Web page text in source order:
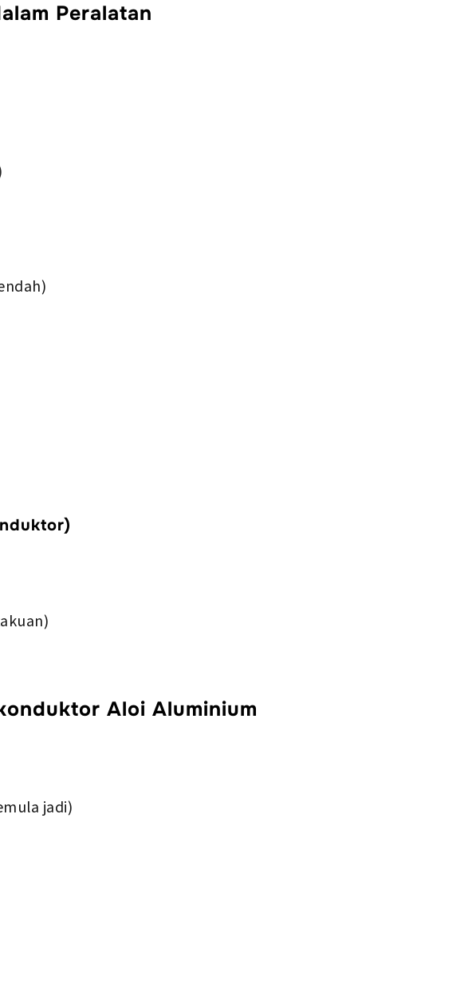
Peralatan
Aloi Aluminium
jadi)